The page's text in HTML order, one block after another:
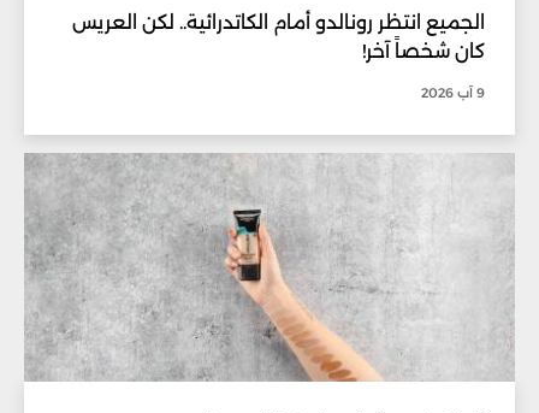
الجميع انتظر رونالدو أمام الكاتدرائية.. لكن العريس
كان شخصاً آخر!
9 آب 2026